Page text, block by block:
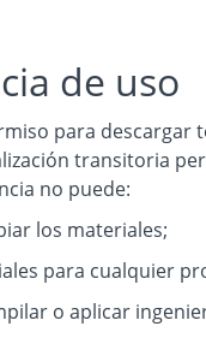
de uso
para descargar
transitoria
no puede:
los materiales;
para cualquier
o aplicar